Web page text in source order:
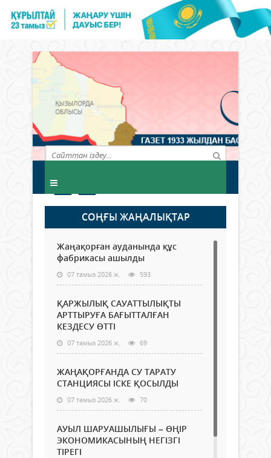
СОҢҒЫ ЖАҢАЛЫҚТАР
Жаңақорған ауданында құс
фабрикасы ашылды
07 тамыз 2026 ж. 593
ҚАРЖЫЛЫҚ САУАТТЫЛЫҚТЫ
АРТТЫРУҒА БАҒЫТТАЛҒАН
КЕЗДЕСУ ӨТТІ
07 тамыз 2026 ж. 69
ЖАҢАҚОРҒАНДА СУ ТАРАТУ
СТАНЦИЯСЫ ІСКЕ ҚОСЫЛДЫ
07 тамыз 2026 ж. 70
АУЫЛ ШАРУАШЫЛЫҒЫ – ӨҢІР
ЭКОНОМИКАСЫНЫҢ НЕГІЗГІ
ТІРЕГІ